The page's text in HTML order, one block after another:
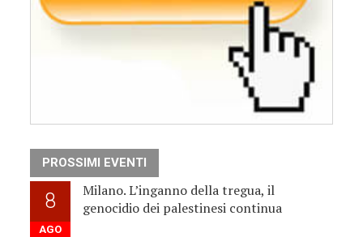
PROSSIMI EVENTI
8
AGO
Milano. L’inganno della tregua, il
genocidio dei palestinesi continua